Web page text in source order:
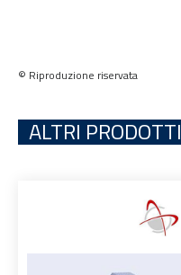
© Riproduzione riservata
ALTRI PRODOTTI